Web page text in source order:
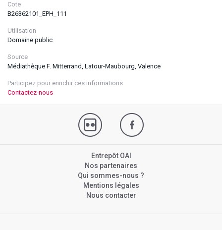
Cote
B26362101_EPH_111
Utilisation
Domaine public
Source
Médiathèque F. Mitterrand, Latour-Maubourg, Valence
Participez pour enrichir ces informations
Contactez-nous
Entrepôt OAI
Nos partenaires
Qui sommes-nous ?
Mentions légales
Nous contacter